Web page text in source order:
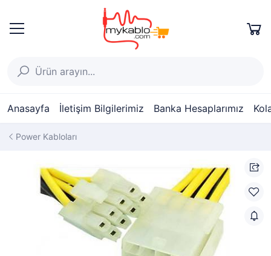
Anasayfa İletişim Bilgilerimiz Banka Hesaplarımız
Power Kabloları